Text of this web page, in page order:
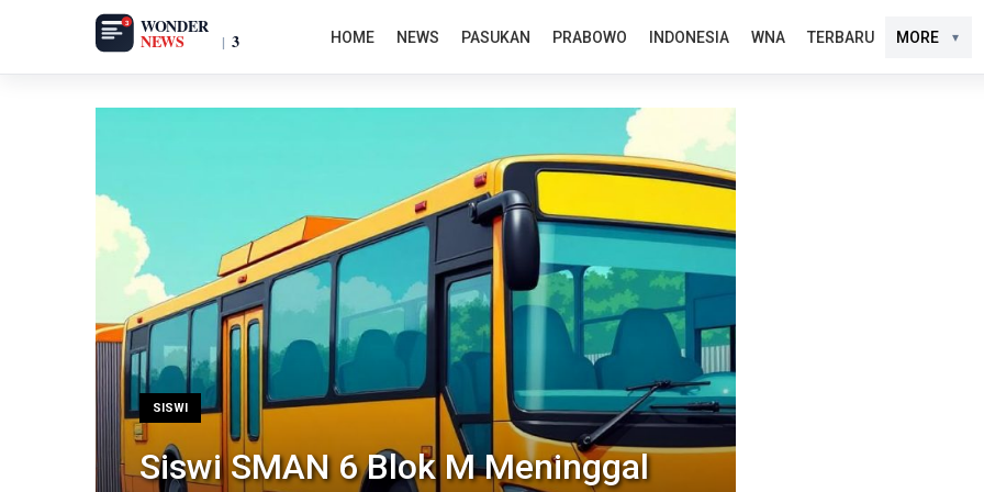
HOME NEWS PASUKAN PRABOWO INDONESIA WNA TERBARU MORE
SISWI
Siswi SMAN 6 Blok M Meninggal